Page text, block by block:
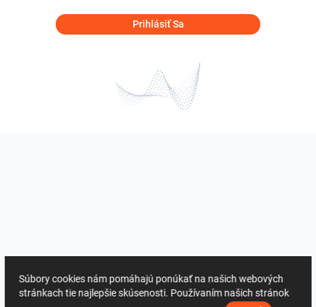
Prihlásiť Sa
Súbory cookies nám pomáhajú ponúkať na našich webových
stránkach tie najlepšie skúsenosti. Používaním našich stránok